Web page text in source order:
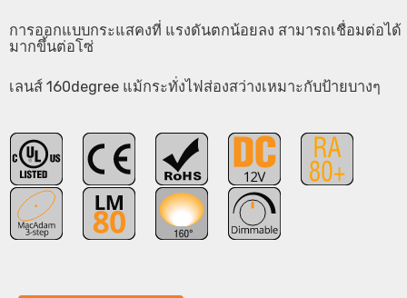
การออกแบบกระแสคงที่ แรงดันตกน้อยลง สามารถเชื่อมต่อได้
มากขึ้นต่อโซ่
เลนส์ 160degree แม้กระทั่งไฟส่องสว่างเหมาะกับป้ายบางๆ